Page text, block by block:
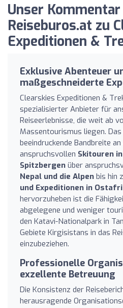
Unser
Reiseburos.at zu
Expeditionen &
Exklusive Abenteuer
maßgeschneiderte
Clearskies Expeditionen &
spezialisierter Anbieter für
Reiseerlebnisse, die weit ab
Massentourismus liegen.
beeindruckende Bandbreite
anspruchsvollen Skitouren
Spitzbergen über
Nepal und die Alpen bis hin
und Expeditionen in
hervorzuheben ist die
abgelegene und weniger
den Katavi-Nationalpark in
Gebiete Kirgisistans in das
einzubeziehen.
Professionelle
exzellente Betreuung
Die Konsistenz der
herausragende